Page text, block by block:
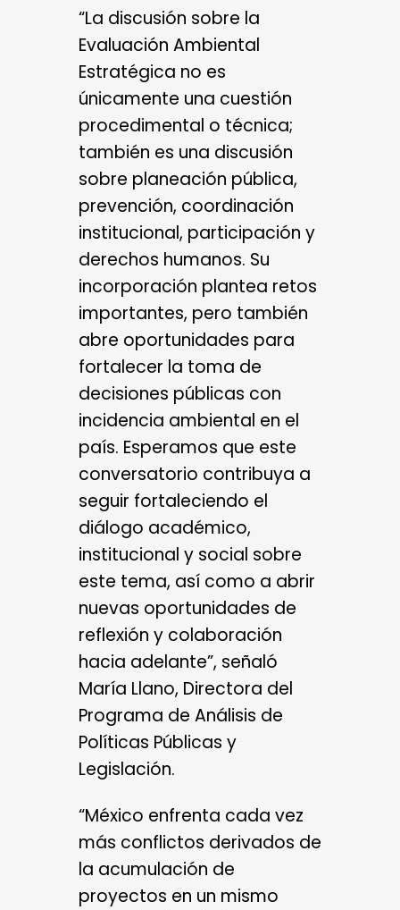
“La discusión sobre la
Evaluación Ambiental
Estratégica no es
únicamente una cuestión
procedimental o técnica;
también es una discusión
sobre planeación pública,
prevención, coordinación
institucional, participación y
derechos humanos. Su
incorporación plantea retos
importantes, pero también
abre oportunidades para
fortalecer la toma de
decisiones públicas con
incidencia ambiental en el
país. Esperamos que este
conversatorio contribuya a
seguir fortaleciendo el
diálogo académico,
institucional y social sobre
este tema, así como a abrir
nuevas oportunidades de
reflexión y colaboración
hacia adelante”, señaló
María Llano, Directora del
Programa de Análisis de
Políticas Públicas y
Legislación.
“México enfrenta cada vez
más conflictos derivados de
la acumulación de
proyectos en un mismo